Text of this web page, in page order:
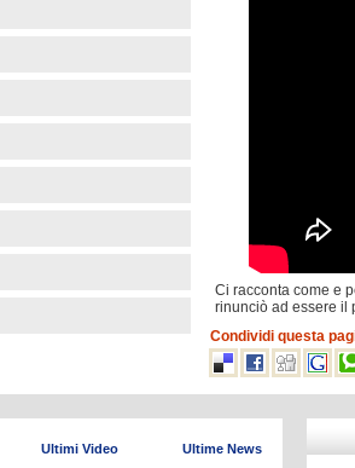
Ci racconta come e
rinunciò ad essere il
Condividi questa
Ultimi Video Ultime News